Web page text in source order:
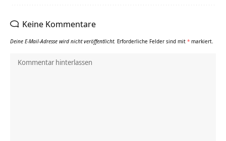
Keine Kommentare
Deine E-Mail-Adresse wird nicht veröffentlicht. Erforderliche Felder sind mit * markiert.